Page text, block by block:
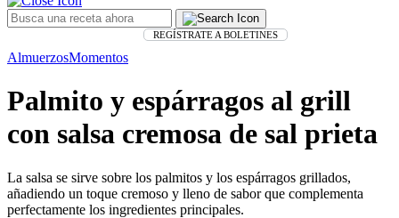
REGÍSTRATE A BOLETINES
AlmuerzosMomentos
Palmito y espárragos al grill
con salsa cremosa de sal prieta
La salsa se sirve sobre los palmitos y los espárragos grillados,
añadiendo un toque cremoso y lleno de sabor que complementa
perfectamente los ingredientes principales.